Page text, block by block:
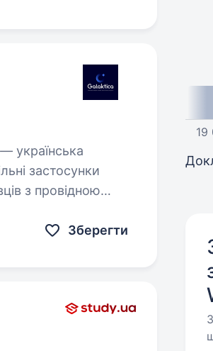
застосунки
з провідною
Зберегти
19